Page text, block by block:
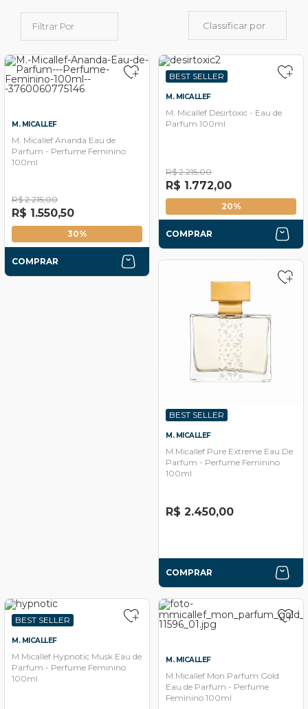
Filtrar Por Classificar por
M. MICALLEF
M. Micallef Ananda Eau de
Parfum - Perfume Feminino
100ml
R$ 2.215,00
R$ 1.550,50
30%
COMPRAR
BEST SELLER
M. MICALLEF
M. Micallef Desirtoxic - Eau de
Parfum 100ml
R$ 2.215,00
R$ 1.772,00
20%
COMPRAR
BEST SELLER
M. MICALLEF
M.Micallef Pure Extreme Eau De
Parfum - Perfume Feminino
100ml
R$ 2.450,00
COMPRAR
BEST SELLER
M. MICALLEF
M.Micallef Hypnotic Musk Eau de
Parfum - Perfume Feminino
100ml
M. MICALLEF
M.Micallef Mon Parfum Gold
Eau de Parfum - Perfume
Feminino 100ml